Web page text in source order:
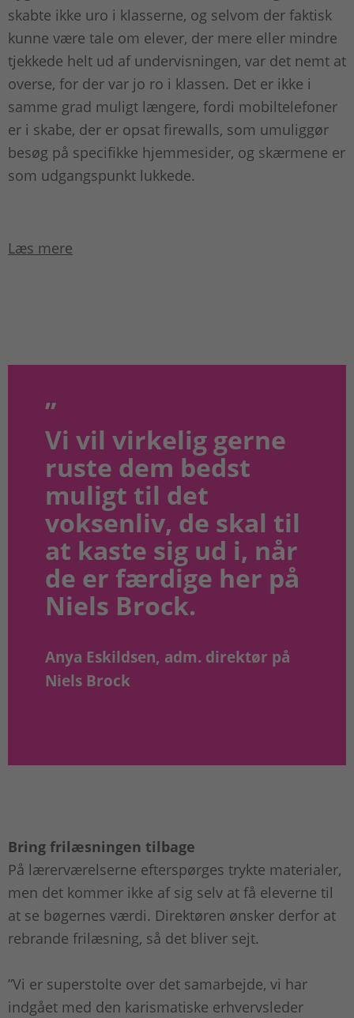
skabte ikke uro i klasserne, og selvom der faktisk
kunne være tale om elever, der mere eller mindre
tjekkede helt ud af undervisningen, var det nemt at
overse, for der var jo ro i klassen. Det er ikke i
samme grad muligt længere, fordi mobiltelefoner
er i skabe, der er opsat firewalls, som umuliggør
besøg på specifikke hjemmesider, og skærmene er
som udgangspunkt lukkede.
Læs mere
Vi vil virkelig gerne
ruste dem bedst
muligt til det
voksenliv, de skal til
at kaste sig ud i, når
de er færdige her på
Niels Brock.
Anya Eskildsen, adm. direktør på
Niels Brock
Bring frilæsningen tilbage
På lærerværelserne efterspørges trykte materialer,
men det kommer ikke af sig selv at få eleverne til
at se bøgernes værdi. Direktøren ønsker derfor at
rebrande frilæsning, så det bliver sejt.
”Vi er superstolte over det samarbejde, vi har
indgået med den karismatiske erhvervsleder